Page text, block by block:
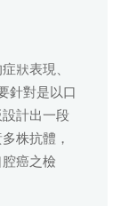
狀表現、
針對是以口
計出一段
株抗體，
癌之檢